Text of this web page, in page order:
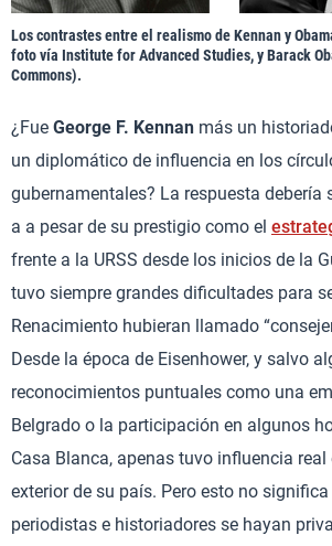
Los contrastes entre el realismo de Kennan y
foto vía Institute for Advanced Studies, y Barack
Commons).
¿Fue George F. Kennan más un
un diplomático de influencia en los
gubernamentales? La respuesta debería
a a pesar de su prestigio como el
frente a la URSS desde los inicios de la
tuvo siempre grandes dificultades para
Renacimiento hubieran llamado
Desde la época de Eisenhower, y salvo
reconocimientos puntuales como una
Belgrado o la participación en algunos
Casa Blanca, apenas tuvo influencia
exterior de su país. Pero esto no
periodistas e historiadores se hayan